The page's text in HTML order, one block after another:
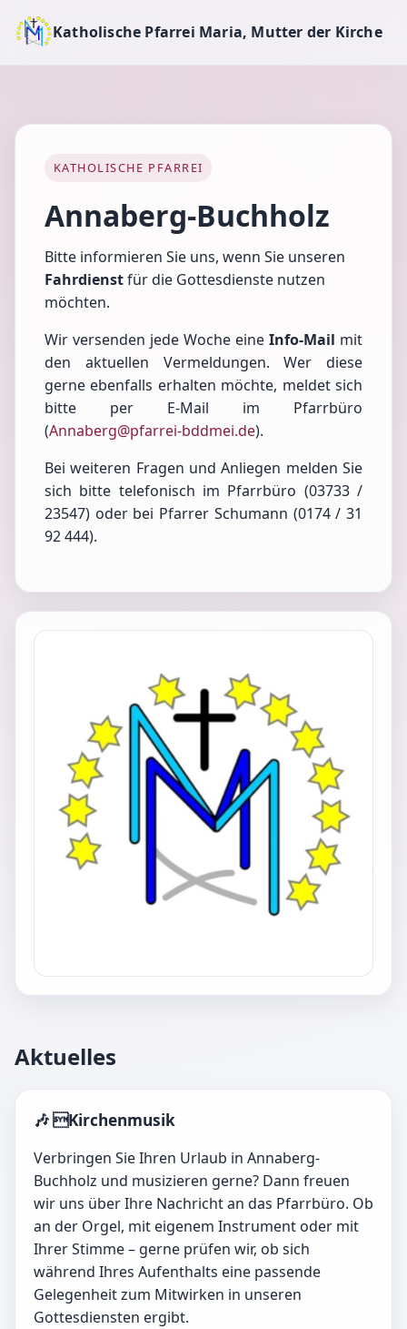
Katholische Pfarrei Maria, Mutter der Kirche
KATHOLISCHE PFARREI
Annaberg-Buchholz
Bitte informieren Sie uns, wenn Sie unseren
Fahrdienstfür die Gottesdienste nutzen
möchten.
Wir versenden jede Woche eine Info-Mail mit
den aktuellen Vermeldungen. Wer diese
gerne ebenfalls erhalten möchte, meldet sich
bitte per E-Mail im Pfarrbüro
(Annaberg@pfarrei-bddmei.de).
Bei weiteren Fragen und Anliegen melden Sie
sich bitte telefonisch im Pfarrbüro (03733 /
23547) oder bei Pfarrer Schumann (0174 / 31
92 444).
Aktuelles
🎶 Kirchenmusik
Verbringen Sie Ihren Urlaub in Annaberg-
Buchholz und musizieren gerne? Dann freuen
wir uns über Ihre Nachricht an das Pfarrbüro. Ob
an der Orgel, mit eigenem Instrument oder mit
Ihrer Stimme – gerne prüfen wir, ob sich
während Ihres Aufenthalts eine passende
Gelegenheit zum Mitwirken in unseren
Gottesdiensten ergibt.